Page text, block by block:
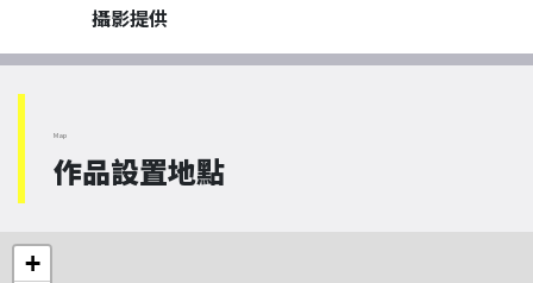
攝影提供
Map
作品設置地點
+